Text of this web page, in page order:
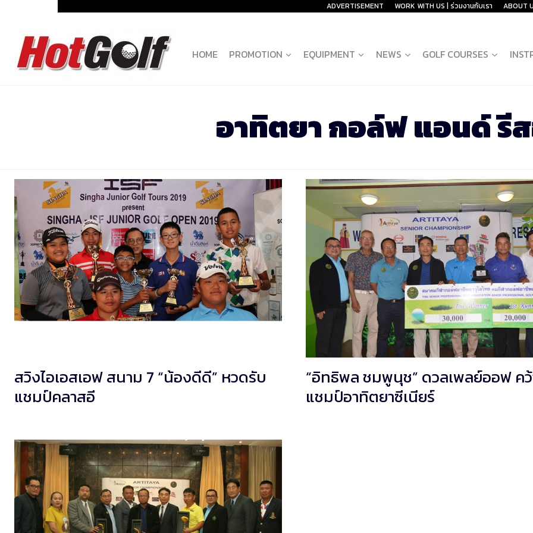
content
ADVERTISEMENT WORK WITH US | ร่วมงานกับเรา ABOUT
HOME PROMOTION EQUIPMENT NEWS GOLF COURSES
อาทิตยา กอล์ฟ แอนด์ รี
สวิงไอเอสเอฟ สนาม 7 “น้องดีดี” หวดรับ
แชมป์คลาสอี
“อิทธิพล ชมพูนุช” ดวลเพลย์ออฟ ค
แชมป์อาทิตยาซีเนียร์